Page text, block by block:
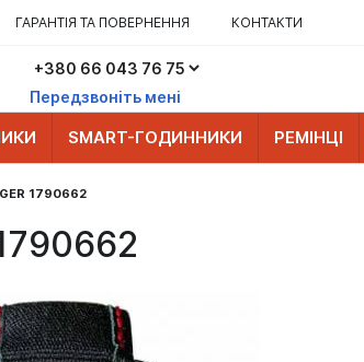
ГАРАНТІЯ ТА ПОВЕРНЕННЯ КОНТАКТИ
Передзвоніть мені
SMART-ГОДИННИКИ РЕМІНЦІ
1790662